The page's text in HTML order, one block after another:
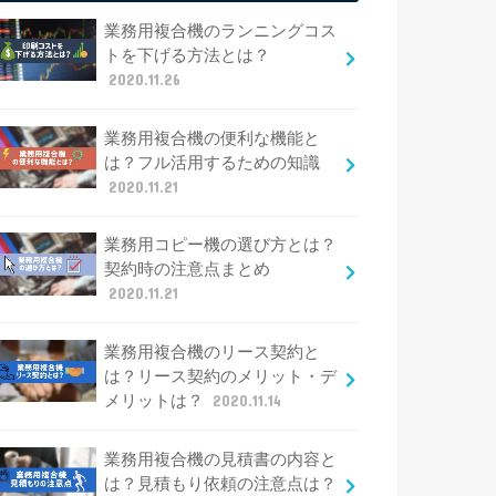
業務用複合機のランニングコス
トを下げる方法とは？
2020.11.26
業務用複合機の便利な機能と
は？フル活用するための知識
2020.11.21
業務用コピー機の選び方とは？
契約時の注意点まとめ
2020.11.21
業務用複合機のリース契約と
は？リース契約のメリット・デ
メリットは？
2020.11.14
業務用複合機の見積書の内容と
は？見積もり依頼の注意点は？